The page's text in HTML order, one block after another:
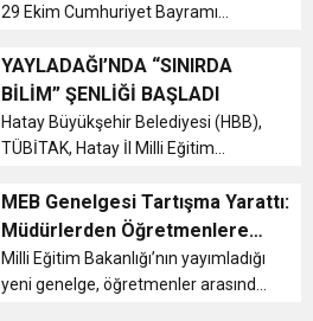
29 Ekim Cumhuriyet Bayramı
mesajında, Cumhuriyetin Türk
milletinin bağımsızlık iradesinin, milli
birliğinin ve özgürlük tutkusunun e...
YAYLADAĞI’NDA “SINIRDA
BİLİM” ŞENLİĞİ BAŞLADI
Hatay Büyükşehir Belediyesi (HBB),
TÜBİTAK, Hatay İl Milli Eğitim
Yayladağı İlçe Milli Eğitim Müdürlüğü
iş birliğiyle düzenlenen “Sınırda
Bilim” Şenliği, Yayladağı B...
MEB Genelgesi Tartışma Yarattı:
Müdürlerden Öğretmenlere
Sert Uyarı “Tutanağı Yersiniz”
Milli Eğitim Bakanlığı’nın yayımladığı
yeni genelge, öğretmenler arasında